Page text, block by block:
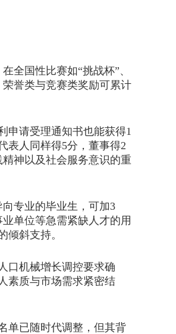
国性比赛如“挑战杯”、
誉类与竞赛类奖励可累计
请受理通知书也能获得1
表人同样得5分，董事得2
神以及社会服务意识的重
专业的毕业生，可加3
单位等急需紧缺人才的用
倾斜支持。
口机械增长调控要求确
素质与市场需求紧密结
单已随时代调整，但其背